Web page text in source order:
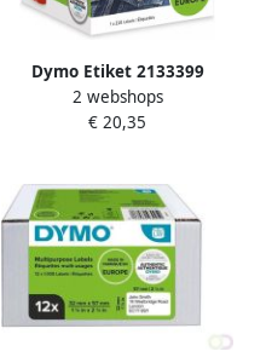
Dymo Etiket 2133399
labelwriter 54x101mm
badgelabel zwart rood
2 webshops
€ 20,35